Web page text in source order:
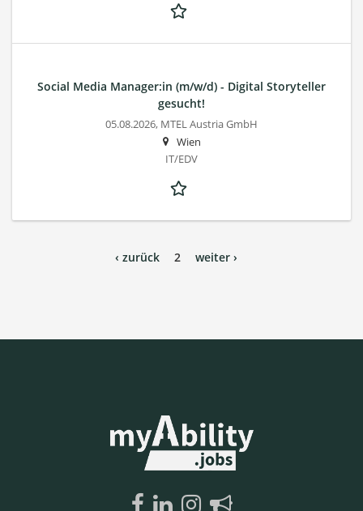
Social Media Manager:in (m/w/d) - Digital Storyteller
gesucht!
05.08.2026, MTEL Austria GmbH
Wien
IT/EDV
‹ zurück 2 weiter ›